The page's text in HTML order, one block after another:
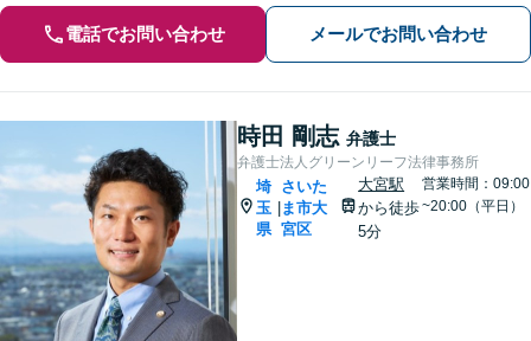
電話でお問い合わせ メールでお問い合わせ
時田 剛志 弁護士
弁護士法人グリーンリーフ法律事務所
埼
玉
県
さいた
ま市大
宮区
大宮駅
から徒歩
5分
営業時間：09:00
~20:00（平日）